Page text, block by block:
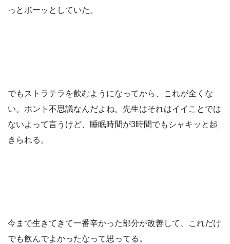
っとボーッとしていた。
でもストラテラを飲むようになってから、これが全くな
い。ホント不思議なんだよね。先生はそれはイイことでは
ないよって言うけど、睡眠時間が3時間でもシャキッと起
きられる。
今まで生きてきて一番辛かった部分が改善して、これだけ
でも飲んでよかったなって思ってる。